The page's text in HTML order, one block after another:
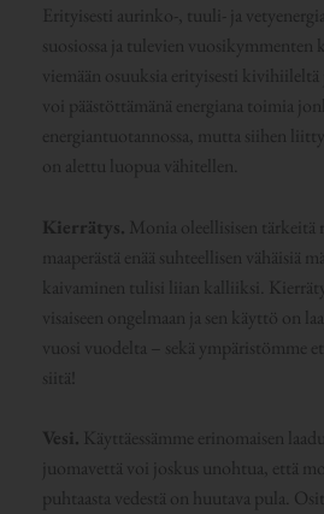
Erityisesti aurinko-, tuuli- ja
suosiossa ja tulevien vuosikymmenten
viemään osuuksia erityisesti
voi päästöttämänä energiana toimia
energiantuotannossa, mutta siihen
on alettu luopua vähitellen.
Kierrätys. Monia oleellisisen tärkeitä
maaperästä enää suhteellisen vähäisiä
kaivaminen tulisi liian kalliiksi.
visaiseen ongelmaan ja sen käyttö on
vuosi vuodelta – sekä ympäristömme
siitä!
Vesi. Käyttäessämme erinomaisen
juomavettä voi joskus unohtua, että
puhtaasta vedestä on huutava pula.